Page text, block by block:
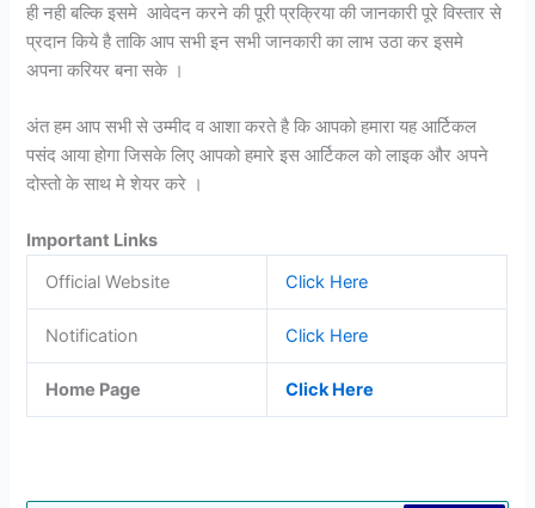
ही नही बल्कि इसमे आवेदन करने की पूरी प्रक्रिया की जानकारी पूरे विस्तार से
प्रदान किये है ताकि आप सभी इन सभी जानकारी का लाभ उठा कर इसमे
अपना करियर बना सके ।
अंत हम आप सभी से उम्मीद व आशा करते है कि आपको हमारा यह आर्टिकल
पसंद आया होगा जिसके लिए आपको हमारे इस आर्टिकल को लाइक और अपने
दोस्तो के साथ मे शेयर करे ।
Important Links
Official Website
Click Here
Notification Click Here
Home Page Click Here